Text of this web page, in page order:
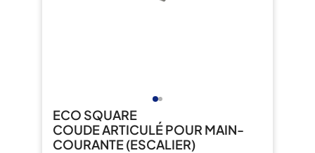
ECO SQUARE
COUDE ARTICULÉ POUR MAIN-
COURANTE (ESCALIER)